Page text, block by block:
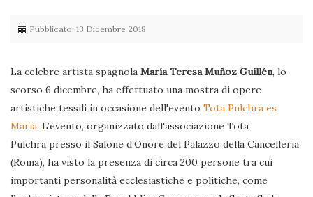
Pubblicato: 13 Dicembre 2018
La celebre artista spagnola María Teresa Muñoz Guillén, lo
scorso 6 dicembre, ha effettuato una mostra di opere
artistiche tessili in occasione dell'evento Tota Pulchra es
Maria. L’evento, organizzato dall'associazione Tota
Pulchra presso il Salone d’Onore del Palazzo della Cancelleria
(Roma), ha visto la presenza di circa 200 persone tra cui
importanti personalità ecclesiastiche e politiche, come